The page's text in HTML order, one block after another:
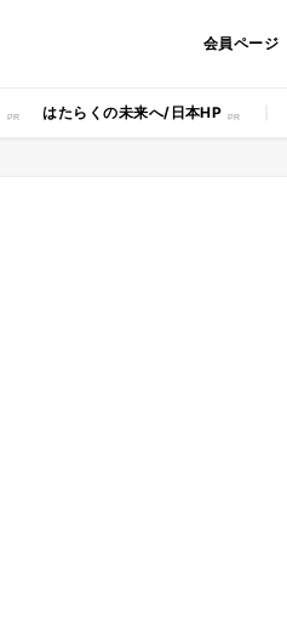
会員ページ
はたらくの未来へ/日本HP